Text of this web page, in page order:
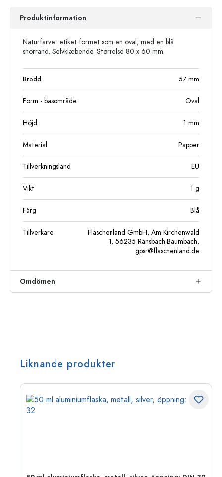
Produktinformation
Naturfarvet etiket formet som en oval, med en blå
snorrand. Selvklæbende. Størrelse 80 x 60 mm.
Bredd 57 mm
Form - basområde Oval
Höjd 1 mm
Material Papper
Tillverkningsland EU
Vikt 1 g
Färg Blå
Tillverkare
Flaschenland GmbH, Am Kirchenwald
1, 56235 Ransbach-Baumbach,
gpsr@flaschenland.de
Omdömen
Liknande produkter